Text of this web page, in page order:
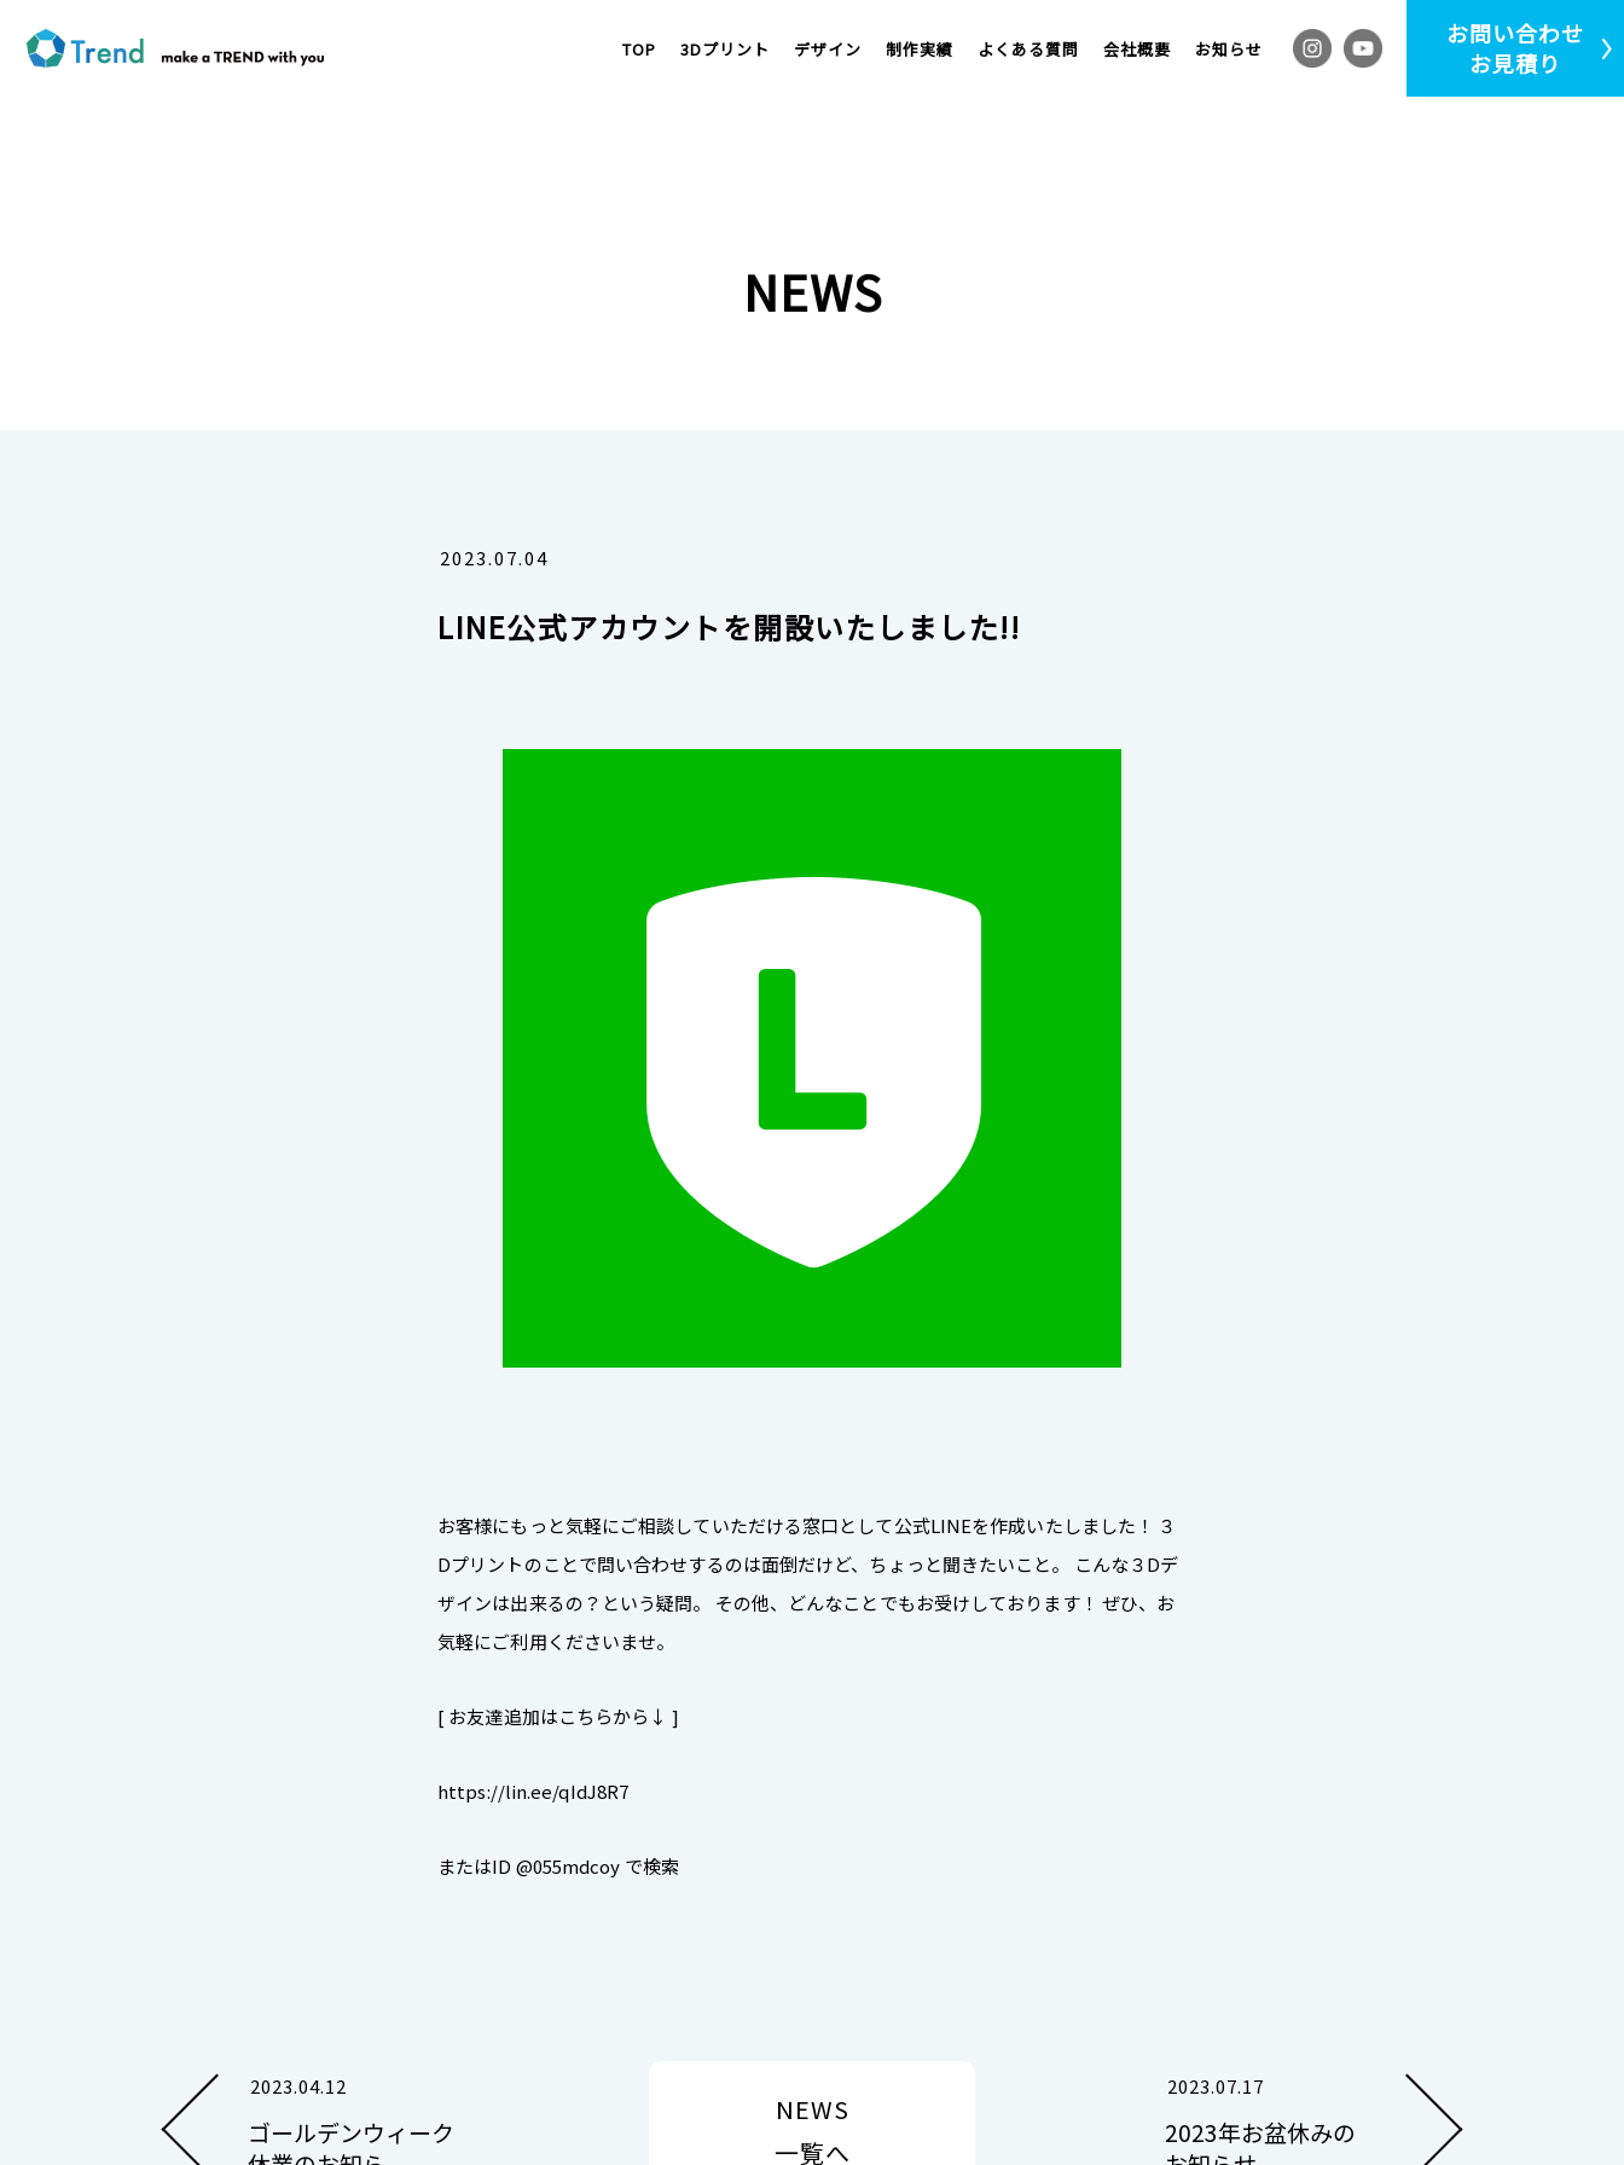
TOP 3Dプリント デザイン 制作実績 よくある質問 会社概要 お知らせ
お問い合わせ
お見積り
NEWS
2023.07.04
LINE公式アカウントを開設いたしました!!
お客様にもっと気軽にご相談していただける窓口として公式LINEを作成いたしました！ ３
Dプリントのことで問い合わせするのは面倒だけど、ちょっと聞きたいこと。 こんな３Dデ
ザインは出来るの？という疑問。 その他、どんなことでもお受けしております！ ぜひ、お
気軽にご利用くださいませ。
[ お友達追加はこちらから↓ ]
https://lin.ee/qIdJ8R7
またはID @055mdcoy で検索
2023.04.12
ゴールデンウィーク
NEWS
一覧へ
2023.07.17
2023年お盆休みの